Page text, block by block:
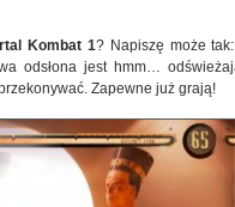
Kombat 1? Napiszę może
odsłona jest hmm…
Zapewne już grają!